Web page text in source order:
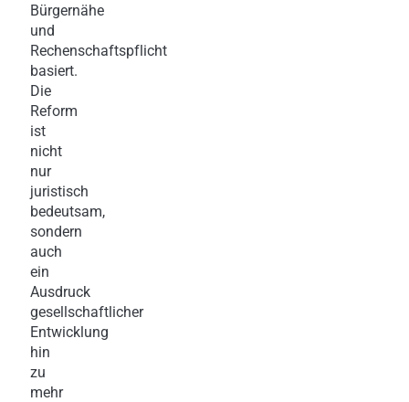
Bürgernähe
und
Rechenschaftspflicht
basiert.
Die
Reform
ist
nicht
nur
juristisch
bedeutsam,
sondern
auch
ein
Ausdruck
gesellschaftlicher
Entwicklung
hin
zu
mehr